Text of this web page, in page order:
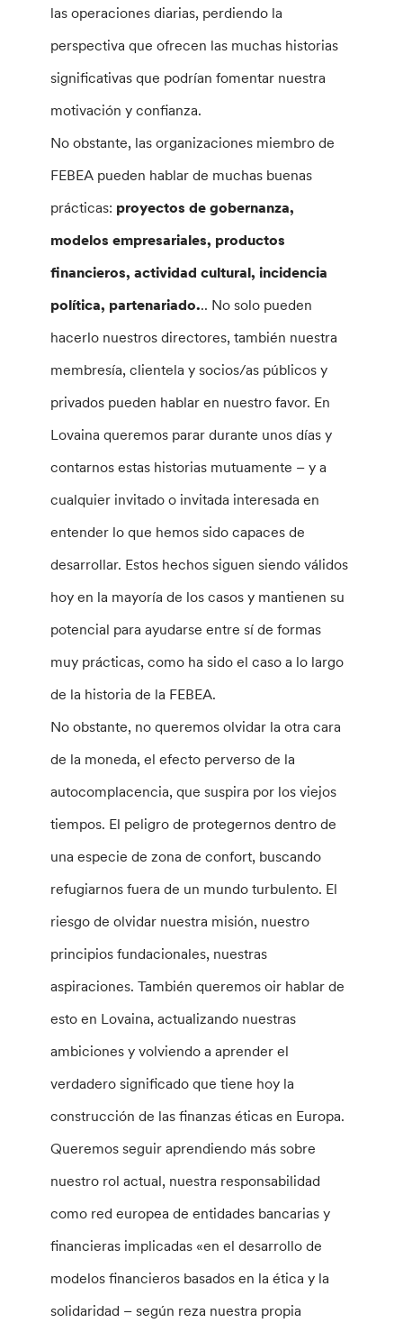
las operaciones diarias, perdiendo la
perspectiva que ofrecen las muchas historias
significativas que podrían fomentar nuestra
motivación y confianza.
No obstante, las organizaciones miembro de
FEBEA pueden hablar de muchas buenas
prácticas: proyectos de gobernanza,
modelos empresariales, productos
financieros, actividad cultural, incidencia
política, partenariado... No solo pueden
hacerlo nuestros directores, también nuestra
membresía, clientela y socios/as públicos y
privados pueden hablar en nuestro favor. En
Lovaina queremos parar durante unos días y
contarnos estas historias mutuamente – y a
cualquier invitado o invitada interesada en
entender lo que hemos sido capaces de
desarrollar. Estos hechos siguen siendo válidos
hoy en la mayoría de los casos y mantienen su
potencial para ayudarse entre sí de formas
muy prácticas, como ha sido el caso a lo largo
de la historia de la FEBEA.
No obstante, no queremos olvidar la otra cara
de la moneda, el efecto perverso de la
autocomplacencia, que suspira por los viejos
tiempos. El peligro de protegernos dentro de
una especie de zona de confort, buscando
refugiarnos fuera de un mundo turbulento. El
riesgo de olvidar nuestra misión, nuestro
principios fundacionales, nuestras
aspiraciones. También queremos oir hablar de
esto en Lovaina, actualizando nuestras
ambiciones y volviendo a aprender el
verdadero significado que tiene hoy la
construcción de las finanzas éticas en Europa.
Queremos seguir aprendiendo más sobre
nuestro rol actual, nuestra responsabilidad
como red europea de entidades bancarias y
financieras implicadas «en el desarrollo de
modelos financieros basados en la ética y la
solidaridad – según reza nuestra propia